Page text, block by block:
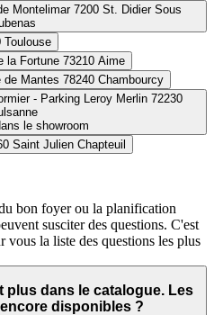
7200 St. Didier Sous
266 Route de Revel 31400 Toulouse
59 route de la Fortune 73210 Aime
80 route de Mantes 78240 Chambourcy
- Parking Leroy Merlin 72230
le showroom
ZA 43260 Saint Julien Chapteuil
bon foyer ou la planification
susciter des questions. C'est
vous la liste des questions les plus
plus dans le catalogue. Les
disponibles ?